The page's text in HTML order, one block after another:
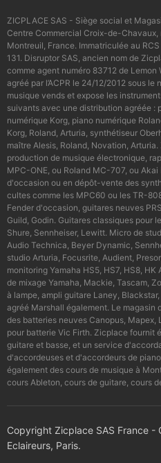
ZICPLACE SAS - Siège social et
Centre Commercial Croix-de-
Montreuil, France. Immatriculée au
131. Disruptor SAS, ancien nom de
comme agent numéro 83712 de
agréé par l’ACPR le 24/12/2012 sous
musique vends et expose les
suivants avec une distribution agréée :
numérique Korg, piano numérique
Korg, Roland, Arturia, synthétiseur
maître Alesis, Roland, Novation,
production de musique électronique,
MPC-ONE, ou Roland MC-707, ou
d'occasion ou en dépôt-vente des
cultes comme les MPC60 ou les TR-
Fender d'occasion, guitares neuves
Guild, Godin. Guitares classiques pour
Shure, Sennheiser, Lewitt. Micro de
Audio Technica, Beyer Dynamic,
studio Arturia, Focusrite, Audient,
monitoring Yamaha HS5, HS7, HS8,
de mixage Yamaha, Mackie, Tascam,
à lampe, ampli guitare Laney,
agréé Marshall également. Le
des batteries neuves Canopus,
pour batterie Vic Firth. Zicplace fournit
guitare et basse, et un service
d'accordeuses et d'accordeurs de
également des cours de musique à
cours Ableton, cours de guitare, cours
Copyright Zicplace SAS France -
Eclaireurs, Paris.